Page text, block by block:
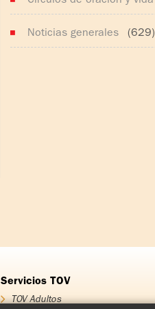
Noticias generales (629)
Servicios TOV
TOV Adultos